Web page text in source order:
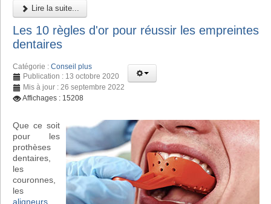
Lire la suite...
Les 10 règles d'or pour réussir les empreintes
dentaires
Catégorie : Conseil plus
Publication : 13 octobre 2020
Mis à jour : 26 septembre 2022
Affichages : 15208
Que ce soit
pour les
prothèses
dentaires,
les
couronnes,
les
aligneurs